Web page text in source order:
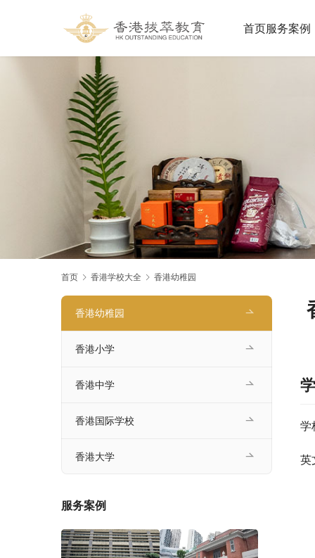
首页服务案例
首页 香港学校大全 香港幼稚园
学
英
香港幼稚园
香港小学
香港中学
香港国际学校
香港大学
服务案例